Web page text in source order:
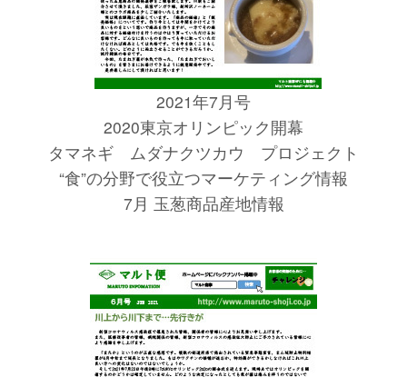
2021年7月号
2020東京オリンピック開幕
タマネギ ムダナクツカウ プロジェクト
“食”の分野で役立つマーケティング情報
7月 玉葱商品産地情報